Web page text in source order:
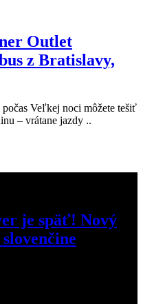
Outlet
z Bratislavy,
Veľkej noci môžete tešiť
– vrátane jazdy ..
je späť! Nový